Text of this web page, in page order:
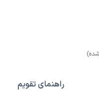
راهنمای تقویم